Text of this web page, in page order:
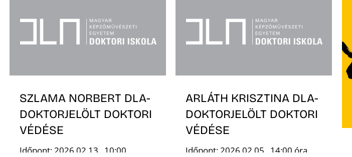
SZLAMA NORBERT DLA-
DOKTORJELÖLT DOKTORI
VÉDÉSE
Időpont: 2026.02.13., 10:00
ARLÁTH KRISZTINA DLA-
DOKTORJELÖLT DOKTORI
VÉDÉSE
Időpont: 2026.02.05., 14:00 óra